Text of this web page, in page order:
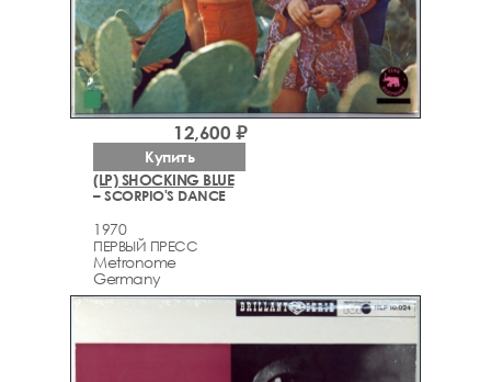
(LP) SHOCKING BLUE
– SCORPIO'S DANCE
1970
ПЕРВЫЙ ПРЕСС
Metronome
Germany
12,600 ₽
Купить